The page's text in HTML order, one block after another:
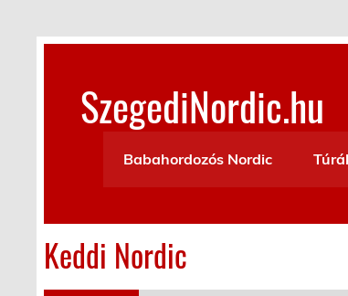
content
SzegediNordic.hu
Babahordozós Nordic
Keddi Nordic